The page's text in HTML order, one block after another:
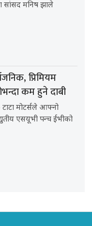
सांसद मनिष झाले
प्रिमियम
कम हुने दाबी
मोटर्सले आफ्नो
एसयूभी पन्च ईभीको